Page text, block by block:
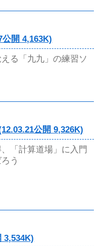
開 4,163K)
る「九九」の練習ソ
公開 9,326K)
「計算道場」に入門
う
3,534K)